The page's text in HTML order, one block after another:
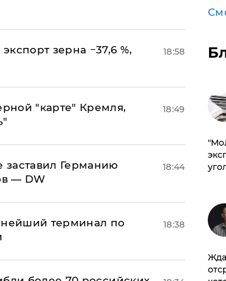
зерна −37,6 %,
18:58
"карте" Кремля,
18:49
Германию
— DW
18:44
терминал по
18:38